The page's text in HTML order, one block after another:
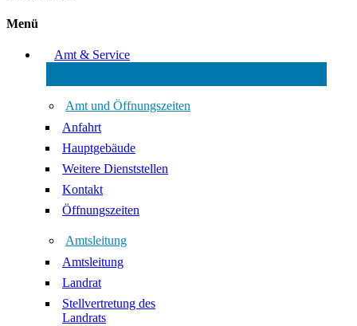
Menü
Amt & Service
Amt und Öffnungszeiten
Anfahrt
Hauptgebäude
Weitere Dienststellen
Kontakt
Öffnungszeiten
Amtsleitung
Amtsleitung
Landrat
Stellvertretung des
Landrats